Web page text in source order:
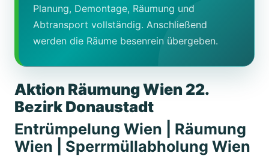
Planung, Demontage, Räumung und
Abtransport vollständig. Anschließend
werden die Räume besenrein übergeben.
Aktion Räumung Wien 22.
Bezirk Donaustadt
Entrümpelung Wien | Räumung
Wien | Sperrmüllabholung Wien